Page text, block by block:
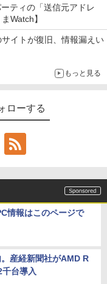
ティの「送信元アドレ
Watch】
イトが復旧、情報漏えい
もっと見る
ローする
情報はこのページで
産経新聞社がAMD R
台導入